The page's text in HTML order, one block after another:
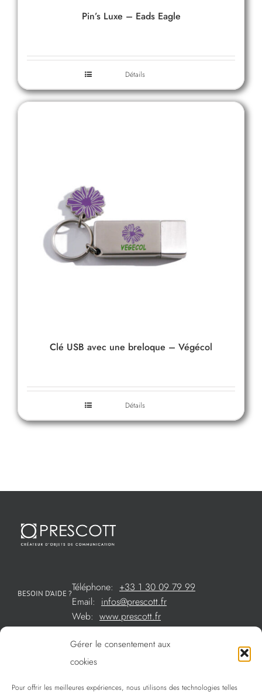
Gérer le consentement aux
cookies
Pour offrir les meilleures expériences, nous utilisons des technologies telles
Pin’s Luxe – Eads Eagle
Détails
Clé USB avec une breloque – Végécol
Détails
BESOIN D’AIDE ?Téléphone: +33 1 30 09 79 99
Email: infos@prescott.fr
Web: www.prescott.fr
Créations métal sur mesure
Créations verre sur mesure